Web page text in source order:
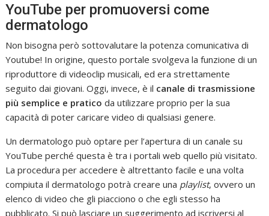
YouTube per promuoversi come
dermatologo
Non bisogna però sottovalutare la potenza comunicativa di
Youtube! In origine, questo portale svolgeva la funzione di un
riproduttore di videoclip musicali, ed era strettamente
seguito dai giovani. Oggi, invece, è il canale di trasmissione
più semplice e pratico da utilizzare proprio per la sua
capacità di poter caricare video di qualsiasi genere.
Un dermatologo può optare per l’apertura di un canale su
YouTube perché questa è tra i portali web quello più visitato.
La procedura per accedere è altrettanto facile e una volta
compiuta il dermatologo potrà creare una playlist, ovvero un
elenco di video che gli piacciono o che egli stesso ha
pubblicato. Si può lasciare un suggerimento ad iscriversi al